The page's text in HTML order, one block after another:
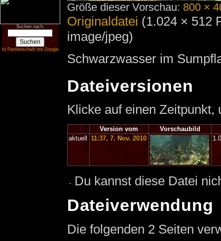
Suchen nach:
In Partnerschaft mit Google
Größe dieser Vorschau: 800 ×
Originaldatei (1.024 × 512
image/jpeg)
Schwarzwasser im
Dateiversionen
Klicke auf einen
Version vom
Vorschaubild
aktuell
11:37, 7. Nov. 2010
Du kannst diese Datei
Dateiverwendung
Die folgenden 2 Seiten